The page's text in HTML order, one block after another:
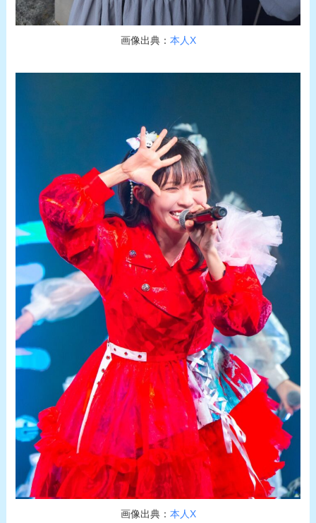
画像出典： 本人X
画像出典： 本人X